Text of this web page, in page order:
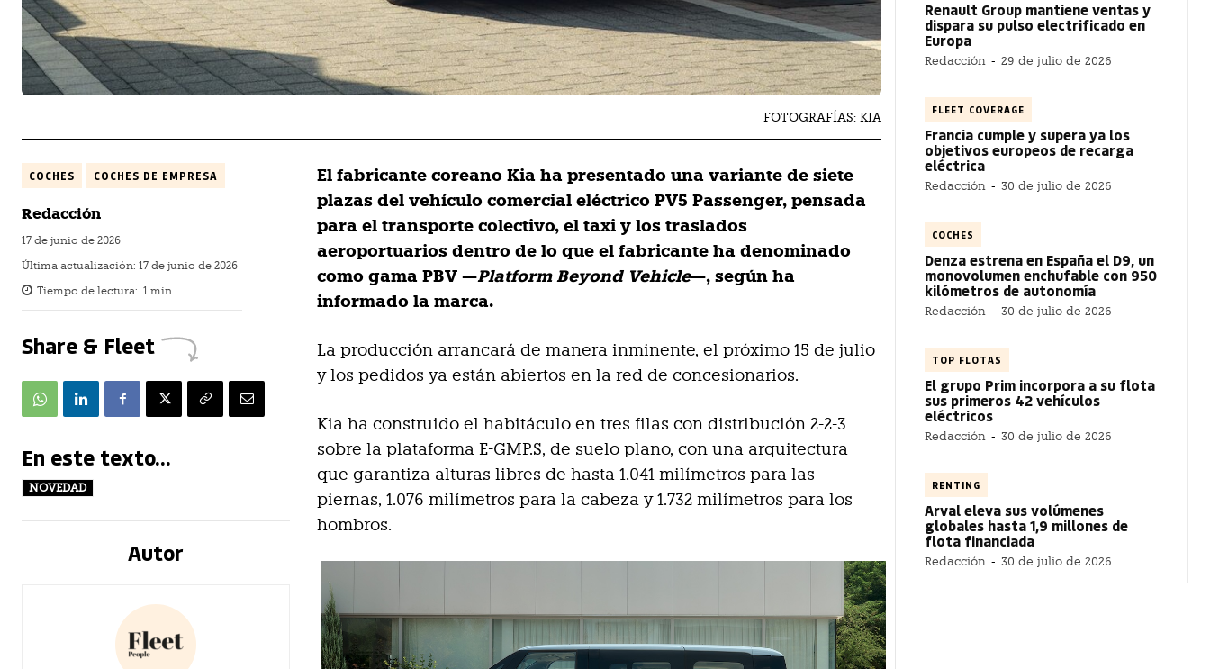
FOTOGRAFÍAS: KIA
COCHES COCHES DE EMPRESA
Redacción
17 de junio de 2026
Última actualización: 17 de junio de 2026
Tiempo de lectura: 1 min.
Share & Fleet
En este texto...
NOVEDAD
Autor
El fabricante coreano Kia ha presentado una variante de siete
plazas del vehículo comercial eléctrico PV5 Passenger, pensada
para el transporte colectivo, el taxi y los traslados
aeroportuarios dentro de lo que el fabricante ha denominado
como gama PBV —Platform Beyond Vehicle—, según ha
informado la marca.
La producción arrancará de manera inminente, el próximo 15 de julio
y los pedidos ya están abiertos en la red de concesionarios.
Kia ha construido el habitáculo en tres filas con distribución 2-2-3
sobre la plataforma E-GMP.S, de suelo plano, con una arquitectura
que garantiza alturas libres de hasta 1.041 milímetros para las
piernas, 1.076 milímetros para la cabeza y 1.732 milímetros para los
hombros.
Renault Group mantiene ventas y
dispara su pulso electrificado en
Europa
Redacción - 29 de julio de 2026
FLEET COVERAGE
Francia cumple y supera ya los
objetivos europeos de recarga
eléctrica
Redacción - 30 de julio de 2026
COCHES
Denza estrena en España el D9, un
monovolumen enchufable con 950
kilómetros de autonomía
Redacción - 30 de julio de 2026
TOP FLOTAS
El grupo Prim incorpora a su flota
sus primeros 42 vehículos
eléctricos
Redacción - 30 de julio de 2026
RENTING
Arval eleva sus volúmenes
globales hasta 1,9 millones de
flota financiada
Redacción - 30 de julio de 2026